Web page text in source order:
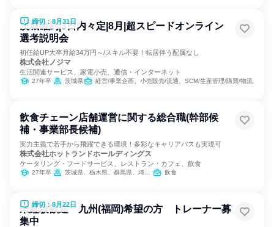
締切：8月31日
茨城確約|3日内々定|8月|超スピードオンライン
選考説明会
初任給UP大卒月給34万円～/スキル不要！転居伴う配属なし
株式会社ノジマ
生活関連サービス、家電小売、通信・インターネット
27年卒 茨城県 経営/事業企画、小売販売/流通、SCM/生産管理/購買/物流
飲食チェーン店舗運営に関する総合職(幹部候
補・事業部長候補)
実力主義で若手から飛躍できる環境！多彩なキャリアパスも実現可
株式会社ホットランドホールディングス
ケータリング・フードサービス、レストラン・カフェ、飲食
27年卒 茨城県、栃木県、群馬県、埼玉県、千葉県、東京都、神奈川県 飲食
締切：8月22日
未経験歓迎 九州(福岡)希望の方 トレーナー募
集中